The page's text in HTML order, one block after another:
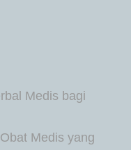
Medis bagi
Medis yang